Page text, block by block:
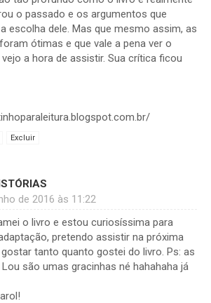
o passado e os argumentos que
escolha dele. Mas que mesmo assim, as
ótimas e que vale a pena ver o
a hora de assistir. Sua crítica ficou
Excluir
de 2016 às 11:22
o livro e estou curiosíssima para
pretendo assistir na próxima
tanto quanto gostei do livro. Ps: as
são umas gracinhas né hahahaha já